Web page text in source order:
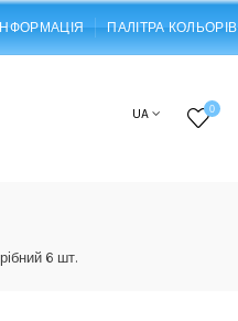
ІНФОРМАЦІЯ ПАЛІТРА КОЛЬОРІВ
UA 0
6 шт.